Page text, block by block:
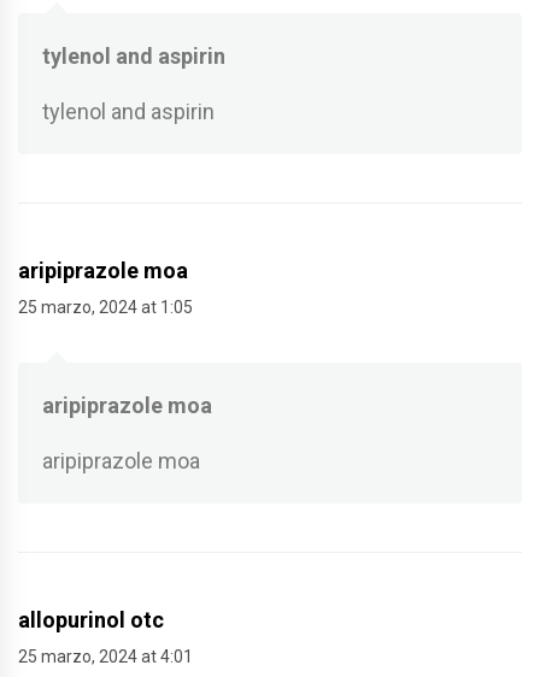
tylenol and aspirin
tylenol and aspirin
aripiprazole moa
25 marzo, 2024 at 1:05
aripiprazole moa
aripiprazole moa
allopurinol otc
25 marzo, 2024 at 4:01